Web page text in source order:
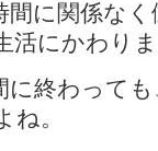
間に関係な
活にかわり
に終わって
ね。